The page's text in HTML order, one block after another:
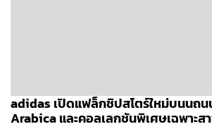
adidas เปิดแฟล็กชิปสโตร์ใหม่บนนถน
Arabica และคอลเลกชันพิเศษเฉพาะส